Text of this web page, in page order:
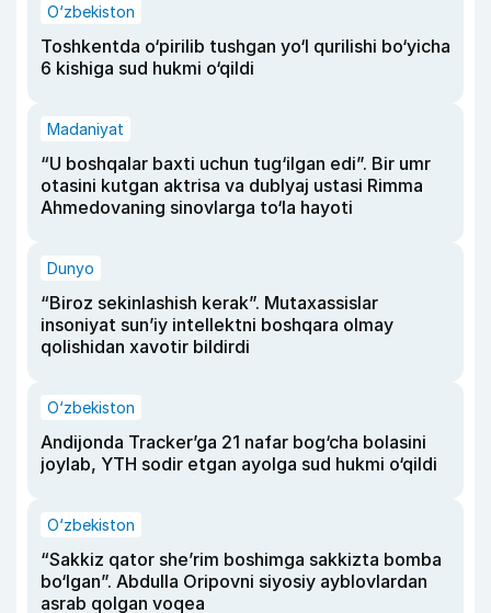
O‘zbekiston
Toshkentda o‘pirilib tushgan yo‘l qurilishi bo‘yicha
6 kishiga sud hukmi o‘qildi
Madaniyat
“U boshqalar baxti uchun tug‘ilgan edi”. Bir umr
otasini kutgan aktrisa va dublyaj ustasi Rimma
Ahmedovaning sinovlarga to‘la hayoti
Dunyo
“Biroz sekinlashish kerak”. Mutaxassislar
insoniyat sun’iy intellektni boshqara olmay
qolishidan xavotir bildirdi
O‘zbekiston
Andijonda Tracker’ga 21 nafar bog‘cha bolasini
joylab, YTH sodir etgan ayolga sud hukmi o‘qildi
O‘zbekiston
“Sakkiz qator she’rim boshimga sakkizta bomba
bo‘lgan”. Abdulla Oripovni siyosiy ayblovlardan
asrab qolgan voqea